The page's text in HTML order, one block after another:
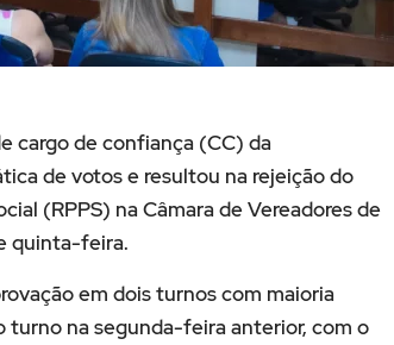
cargo de confiança (CC) da
de votos e resultou na rejeição do
(RPPS) na Câmara de Vereadores de
quinta-feira.
em dois turnos com maioria
turno na segunda-feira anterior, com o